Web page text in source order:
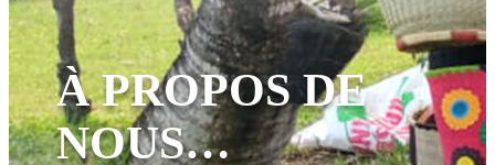
À PROPOS DE
NOUS…